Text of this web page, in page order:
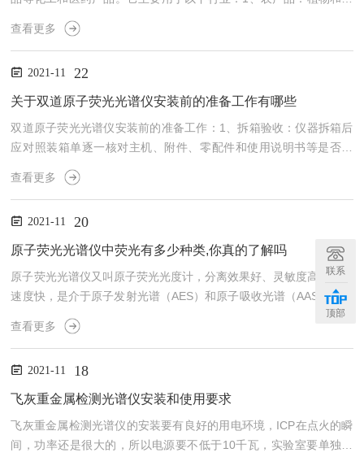
叶、木材、食品、乳制品（如牛奶）。2、节能减排：燃料、煤、油
品的成分分析。3、环境监测：混肥、废弃物、软泥、煤泥、煤泥、
流沉积物、土壤、岩石和矿物。5、化工及医药产品：精细化工产
品、医药产品、催化剂、有机金属化合物、聚合物、合成橡胶、皮
轮...
查看更多
2021-11 22
关于双道原子荧光光谱仪安装前的准备工作有哪些
双道原子荧光光谱仪安装前的准备工作：1、拆箱验收：仪器拆箱后
应对照装箱单逐一核对主机、附件、零配件和使用说明书等是否齐
全，同时要检查仪器外壳是否有损伤。如发现问题应及时向厂家提
出，以便找出原因。2、请仔细阅读仪器使用说明书，熟悉仪器的原
废液桶和元素灯。4、如果用户需要厂家派人安装，请提前通知厂
方，以便安排人员前往安装调试。双道原子荧光光谱仪工艺操作流
程：1、打开实验室电源开关，稳压电源。保持仪器处于关闭状态。
2、更换...
查看更多
2021-11 20
原子荧光光谱仪中荧光有多少种类,你真的了解吗
原子荧光光谱仪又叫原子荧光光度计，分离效果好、灵敏度高、分析
速度快，是介于原子发射光谱（AES）和原子吸收光谱（AAS）之间
的光谱分析技术。原子荧光光谱仪荧光的种类有很多种，有共振荧
光、直跃荧光、阶跃荧光等......处于基态或低能态的原子,吸收光源中
态的过程中,发射出与激发光源辐射相同波长的荧光,这种荧光称为共
振荧光。非共振荧光又可分为直跃线荧光、阶跃线荧光和反斯托克斯
查看更多
2021-11 18
飞灰重金属检测光谱仪安装和使用要求
飞灰重金属检测光谱仪的安装要有良好的用电环境，ICP在点火的瞬
间，功率还是很大的，所以电源要不低于10千瓦，实验室要单独供
联系
顶部